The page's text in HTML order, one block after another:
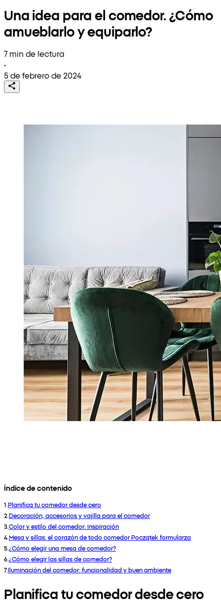
Una idea para el comedor. ¿Cómo
amueblarlo y equiparlo?
7 min de lectura
•
5 de febrero de 2024
Índice de contenido
1.Planifica tu comedor desde cero
2.Decoración, accesorios y vajilla para el comedor
3.Color y estilo del comedor: inspiración
4.Mesa y sillas: el corazón de todo comedor Początek formularza
5.¿Cómo elegir una mesa de comedor?
6.¿Cómo elegir las sillas de comedor?
7.Iluminación del comedor: funcionalidad y buen ambiente
Planifica tu comedor desde cero